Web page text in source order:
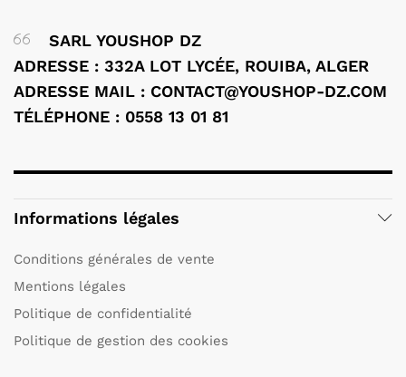
SARL YOUSHOP DZ
ADRESSE : 332A LOT LYCÉE, ROUIBA, ALGER
ADRESSE MAIL : CONTACT@YOUSHOP-DZ.COM
TÉLÉPHONE : 0558 13 01 81
Informations légales
Conditions générales de vente
Mentions légales
Politique de confidentialité
Politique de gestion des cookies